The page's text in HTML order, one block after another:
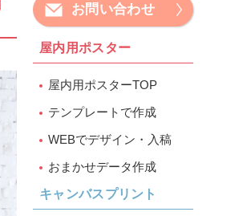
お問い合わせ
屋内用ポスター
屋内用ポスターTOP
テンプレートで作成
WEBでデザイン・入稿
おまかせデータ作成
キャンバスプリント